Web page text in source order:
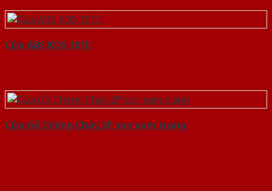
Cửa ABS KOS 101E
Cửa Gỗ Chống Cháy 2P son xam trang